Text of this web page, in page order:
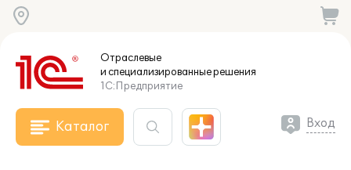
Отраслевые
и специализированныерешения
1С:Предприятие
Каталог Вход